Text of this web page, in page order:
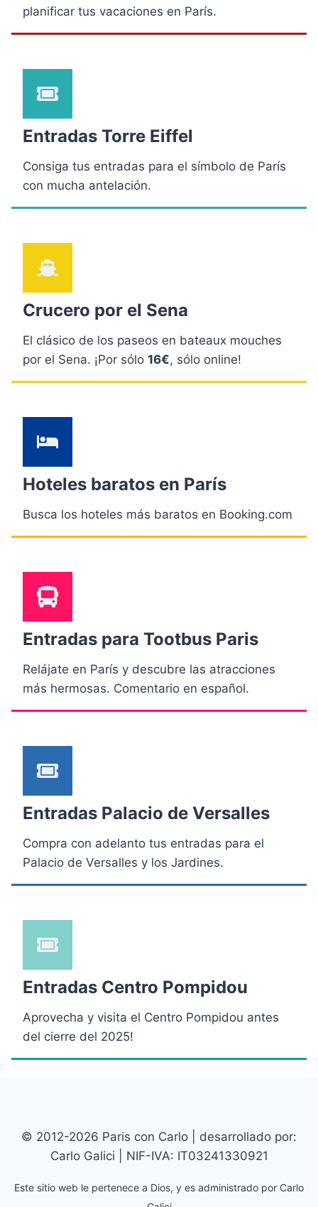
planificar tus vacaciones en París.
Entradas Torre Eiffel
Consiga tus entradas para el símbolo de París
con mucha antelación.
Crucero por el Sena
El clásico de los paseos en bateaux mouches
por el Sena. ¡Por sólo 16€, sólo online!
Hoteles baratos en París
Busca los hoteles más baratos en Booking.com
Entradas para Tootbus Paris
Relájate en París y descubre las atracciones
más hermosas. Comentario en español.
Entradas Palacio de Versalles
Compra con adelanto tus entradas para el
Palacio de Versalles y los Jardines.
Entradas Centro Pompidou
Aprovecha y visita el Centro Pompidou antes
del cierre del 2025!
© 2012-2026 Paris con Carlo | desarrollado por:
Carlo Galici | NIF-IVA: IT03241330921
Este sitio web le pertenece a Dios, y es administrado por Carlo